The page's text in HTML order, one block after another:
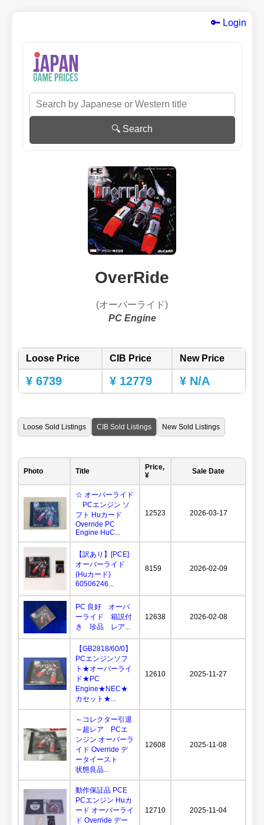
🔑 Login
🔍 Search
OverRide
(オーバーライド)
PC Engine
Loose Price CIB Price New Price
¥ 6739 ¥ 12779 ¥ N/A
Loose Sold Listings CIB Sold Listings New Sold Listings
Photo Title
Price,
¥
Sale Date
☆ オーバーライド
PCエンジン ソ
フト Huカード
Override PC
Engine HuC...
12523 2026-03-17
【訳あり】[PCE]
オーバーライド
(Huカード)
60506246...
8159 2026-02-09
PC 良好 オーバ
ーライド 箱説付
き 珍品 レア...
12638 2026-02-08
【GB2818/60/0】
PCエンジンソフ
ト★オーバーライ
ド★PC
Engine★NEC★
カセット★...
12610 2025-11-27
～コレクター引退
～超レア PCエ
ンジン オーバーラ
イド Override デ
ータイースト
状態良品...
12608 2025-11-08
動作保証品 PCE
PCエンジン Huカ
ード オーバーライ
ド Override デー
12710 2025-11-04